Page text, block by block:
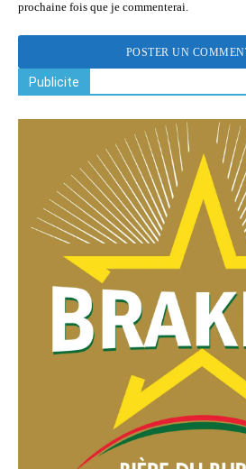
prochaine fois que je commenterai.
Publicite